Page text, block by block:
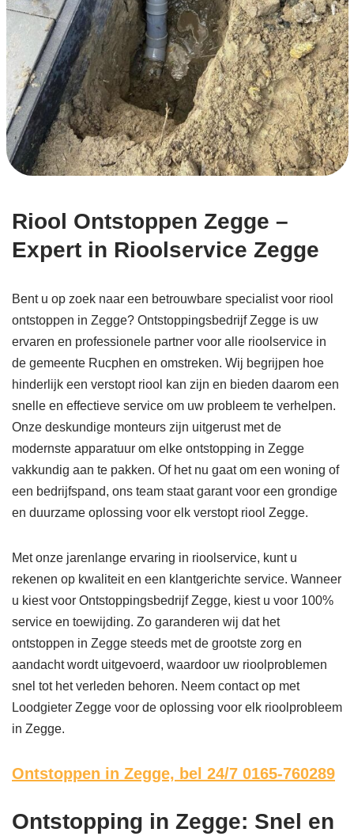
Riool Ontstoppen Zegge –
Expert in Rioolservice Zegge
Bent u op zoek naar een betrouwbare specialist voor riool
ontstoppen in Zegge? Ontstoppingsbedrijf Zegge is uw
ervaren en professionele partner voor alle rioolservice in
de gemeente Rucphen en omstreken. Wij begrijpen hoe
hinderlijk een verstopt riool kan zijn en bieden daarom een
snelle en effectieve service om uw probleem te verhelpen.
Onze deskundige monteurs zijn uitgerust met de
modernste apparatuur om elke ontstopping in Zegge
vakkundig aan te pakken. Of het nu gaat om een woning of
een bedrijfspand, ons team staat garant voor een grondige
en duurzame oplossing voor elk verstopt riool Zegge.
Met onze jarenlange ervaring in rioolservice, kunt u
rekenen op kwaliteit en een klantgerichte service. Wanneer
u kiest voor Ontstoppingsbedrijf Zegge, kiest u voor 100%
service en toewijding. Zo garanderen wij dat het
ontstoppen in Zegge steeds met de grootste zorg en
aandacht wordt uitgevoerd, waardoor uw rioolproblemen
snel tot het verleden behoren. Neem contact op met
Loodgieter Zegge voor de oplossing voor elk rioolprobleem
in Zegge.
Ontstoppen in Zegge, bel 24/7 0165-760289
Ontstopping in Zegge: Snel en